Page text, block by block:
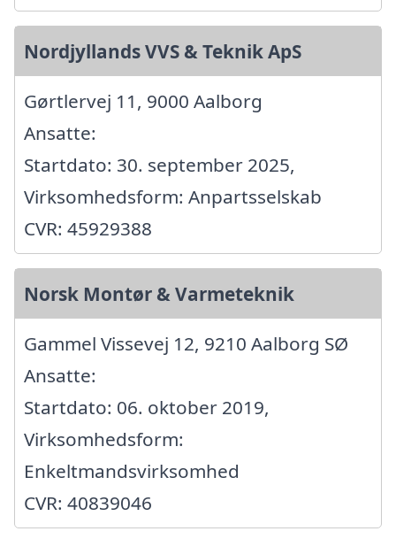
Nordjyllands VVS & Teknik ApS
Gørtlervej 11, 9000 Aalborg
Ansatte:
Startdato: 30. september 2025,
Virksomhedsform: Anpartsselskab
CVR: 45929388
Norsk Montør & Varmeteknik
Gammel Vissevej 12, 9210 Aalborg SØ
Ansatte:
Startdato: 06. oktober 2019,
Virksomhedsform:
Enkeltmandsvirksomhed
CVR: 40839046